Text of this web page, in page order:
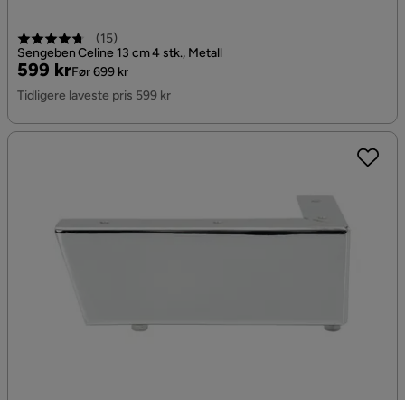
(15)
Sengeben Celine 13 cm 4 stk., Metall
Pris
599 kr
Original
Pris
Før 699 kr
Tidligere laveste pris 599 kr